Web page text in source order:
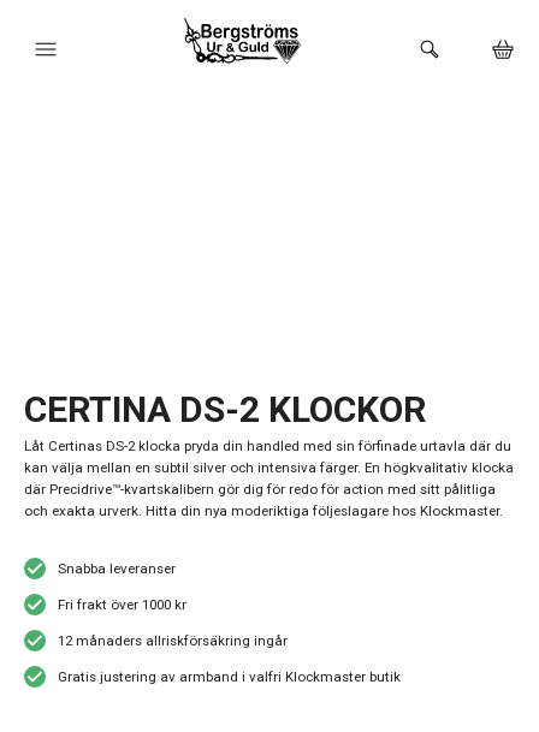
CERTINA DS-2 KLOCKOR
Låt Certinas DS-2 klocka pryda din handled med sin förfinade urtavla där du
kan välja mellan en subtil silver och intensiva färger. En högkvalitativ klocka
där Precidrive™-kvartskalibern gör dig för redo för action med sitt pålitliga
och exakta urverk. Hitta din nya moderiktiga följeslagare hos Klockmaster.
Snabba leveranser
Fri frakt över 1000 kr
12 månaders allriskförsäkring ingår
Gratis justering av armband i valfri Klockmaster butik